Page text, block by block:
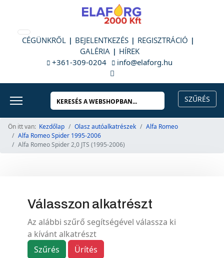
CÉGÜNKRŐL BEJELENTKEZÉS
REGISZTRÁCIÓ
GALÉRIA
HÍREK
+361-309-0204
info@elaforg.hu
Ön itt van: Kezdőlap Olasz autóalkatrészek
Alfa Romeo
Alfa Romeo Spider 1995-2006
Alfa Romeo Spider 2,0 JTS (1995-2006)
Válasszon alkatrészt
Az alábbi szűrő segítségével válassza ki
a kívánt alkatrészt
Szűrés
Ürítés